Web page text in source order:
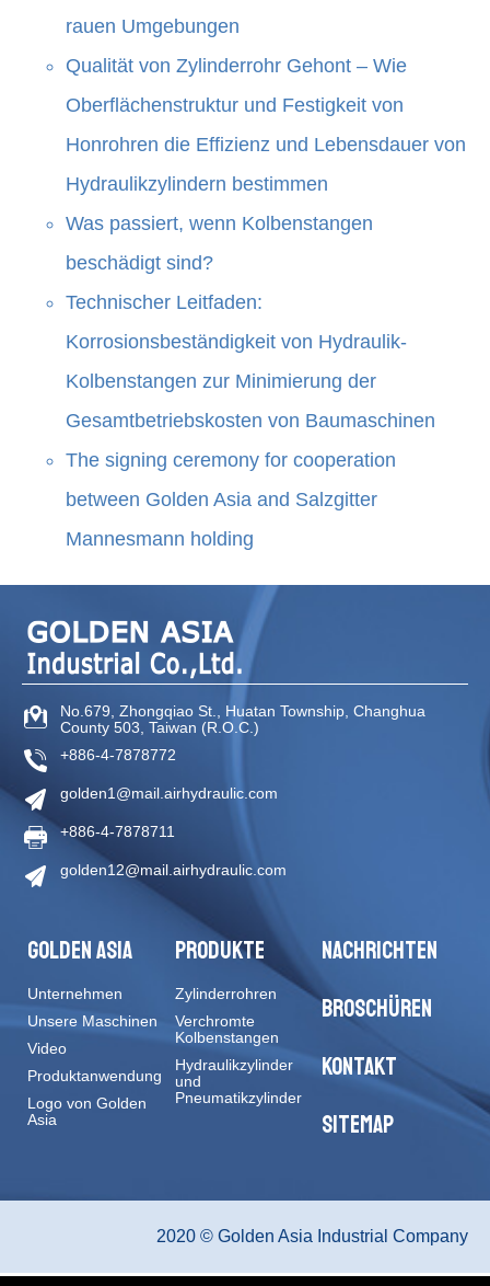
rauen Umgebungen
Qualität von Zylinderrohr Gehont – Wie
Oberflächenstruktur und Festigkeit von
Honrohren die Effizienz und Lebensdauer von
Hydraulikzylindern bestimmen
Was passiert, wenn Kolbenstangen
beschädigt sind?
Technischer Leitfaden:
Korrosionsbeständigkeit von Hydraulik-
Kolbenstangen zur Minimierung der
Gesamtbetriebskosten von Baumaschinen
The signing ceremony for cooperation
between Golden Asia and Salzgitter
Mannesmann holding
No.679, Zhongqiao St., Huatan Township, Changhua
County 503, Taiwan (R.O.C.)
+886-4-7878772
golden1@mail.airhydraulic.com
+886-4-7878711
golden12@mail.airhydraulic.com
GOLDEN ASIA
Unternehmen
Unsere Maschinen
Video
Produktanwendung
Logo von Golden
Asia
PRODUKTE
Zylinderrohren
Verchromte
Kolbenstangen
Hydraulikzylinder
und
Pneumatikzylinder
NACHRICHTEN
BROSCHÜREN
KONTAKT
SITEMAP
2020 © Golden Asia Industrial Company